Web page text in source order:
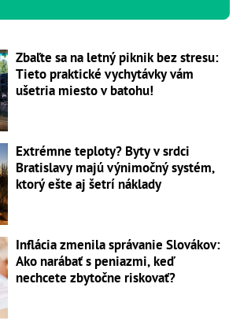
Zbaľte sa na letný piknik bez stresu:
Tieto praktické vychytávky vám
ušetria miesto v batohu!
Extrémne teploty? Byty v srdci
Bratislavy majú výnimočný systém,
ktorý ešte aj šetrí náklady
Inflácia zmenila správanie Slovákov:
Ako narábať s peniazmi, keď
nechcete zbytočne riskovať?